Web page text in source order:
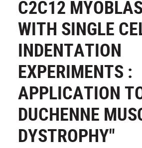
C2C12
WITH SINGLE
INDENTATION
EXPERIMENTS :
APPLICATION
DUCHENNE
DYSTROPHY"